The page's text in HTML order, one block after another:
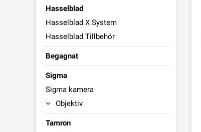
Hasselblad
Hasselblad X System
Hasselblad Tillbehör
Begagnat
Sigma
Sigma kamera
Objektiv
Tamron